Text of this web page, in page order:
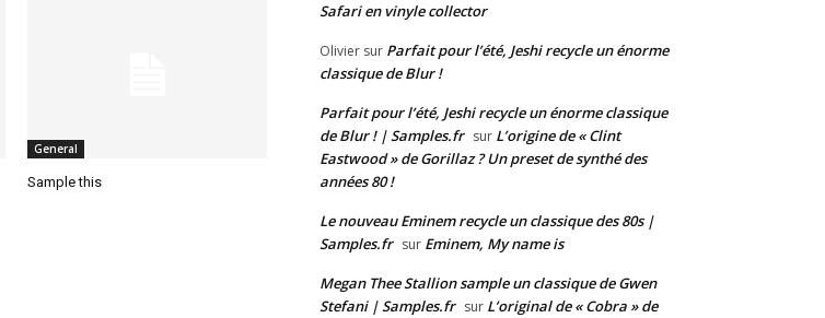
General
Sample this
Safari en vinyle collector
Olivier sur Parfait pour l’été, Jeshi recycle un énorme
classique de Blur !
Parfait pour l’été, Jeshi recycle un énorme classique
de Blur ! | Samples.fr sur L’origine de « Clint
Eastwood » de Gorillaz ? Un preset de synthé des
années 80 !
Le nouveau Eminem recycle un classique des 80s |
Samples.fr sur Eminem, My name is
Megan Thee Stallion sample un classique de Gwen
Stefani | Samples.fr sur L’original de « Cobra » de